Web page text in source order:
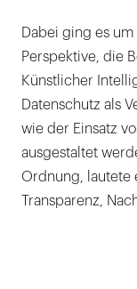
Dabei ging es
Perspektive, die
Künstlicher
Datenschutz als
wie der Einsatz
ausgestaltet
Ordnung, lautete
Transparenz,